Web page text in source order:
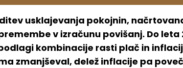
usklajevanja pokojnin,
v izračunu povišanj. Do leta
kombinacije rasti plač in
zmanjševal, delež inflacije pa